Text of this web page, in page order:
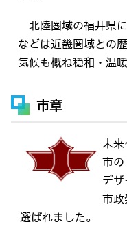
北陸圏域の福井県
などは近畿圏域との
気候も概ね穏和・温暖
市章
未来
市の
デザ
市政
選ばれました。